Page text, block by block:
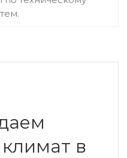
плана. Это
признаков:
в